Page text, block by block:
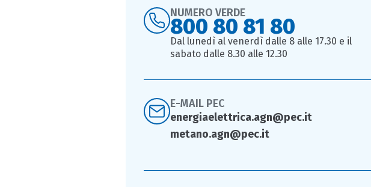
NUMERO VERDE
800 80 81 80
Dal lunedì al venerdì dalle 8 alle 17.30 e il
sabato dalle 8.30 alle 12.30
E-MAIL PEC
energiaelettrica.agn@pec.it
metano.agn@pec.it